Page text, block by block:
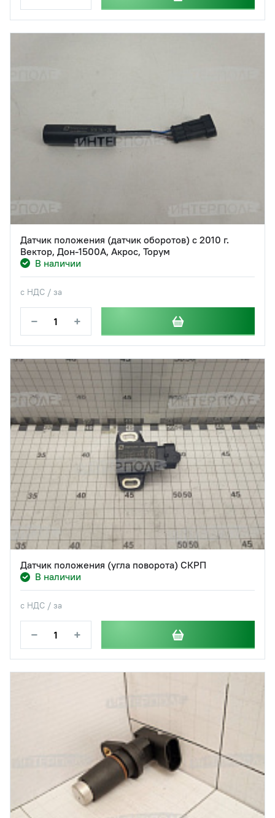
Датчик положения (датчик оборотов) с 2010 г.
Вектор, Дон-1500А, Акрос, Торум
В наличии
с НДС / за
− +
Датчик положения (угла поворота) СКРП
В наличии
с НДС / за
− +